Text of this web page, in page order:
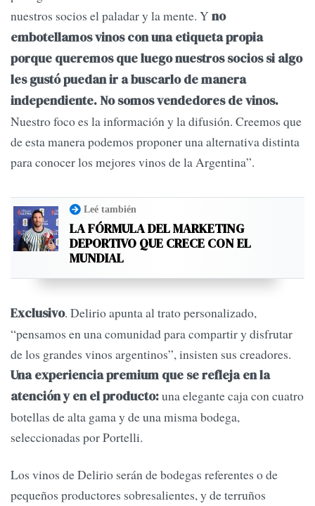
nuestros socios el paladar y la mente. Yno
embotellamos vinos con una etiqueta propia
porque queremos que luego nuestros socios si algo
les gustó puedan ir a buscarlo de manera
independiente. No somos vendedores de vinos.
Nuestro foco es la información y la difusión. Creemos que
de esta manera podemos proponer una alternativa distinta
para conocer los mejores vinos de la Argentina”.
Leé también
LA FÓRMULA DEL MARKETING
DEPORTIVO QUE CRECE CON EL
MUNDIAL
Exclusivo. Delirio apunta al trato personalizado,
“pensamos en una comunidad para compartir y disfrutar
de los grandes vinos argentinos”, insisten sus creadores.
Una experiencia premium que se refleja en la
atención y en el producto:una elegante caja con cuatro
botellas de alta gama y de una misma bodega,
seleccionadas por Portelli.
Los vinos de Delirio serán de bodegas referentes o de
pequeños productores sobresalientes, y de terruños